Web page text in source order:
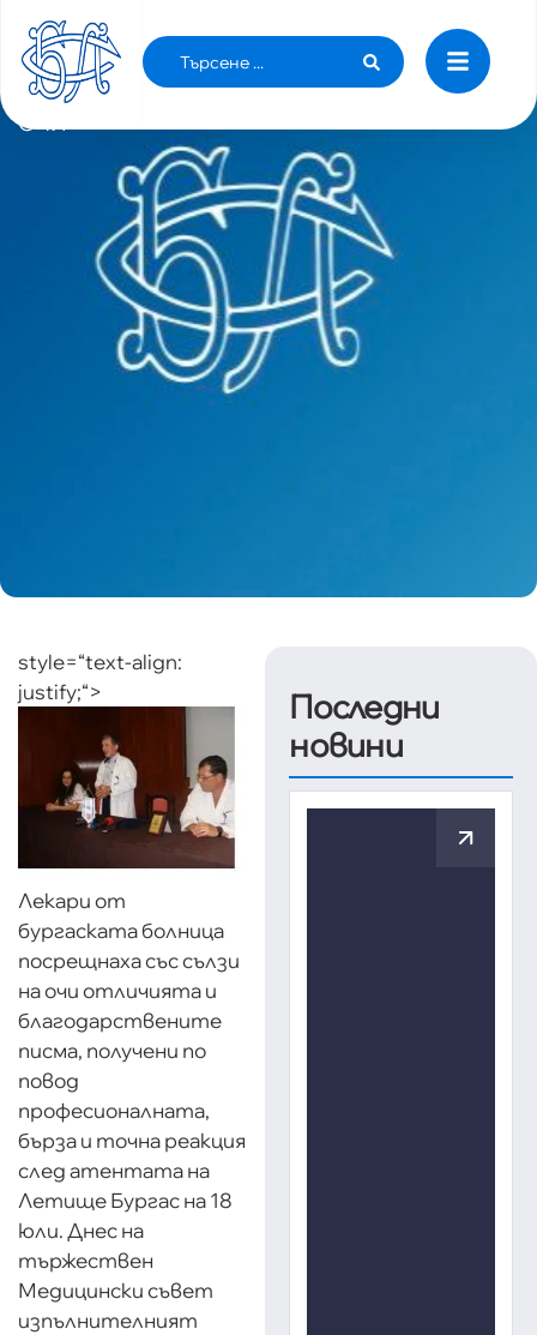
ЛЕКАРИ ОТ БУРГАСКАТА БОЛНИЦА
ПОСРЕЩНАХА ОТЛИЧИЯТА СЪС СЪЛЗИ НА
ОЧИ
style=“text-align:
justify;“>
Лекари от
бургаската болница
посрещнаха със сълзи
на очи отличията и
благодарствените
писма, получени по
повод
професионалната,
бърза и точна реакция
след атентата на
Летище Бургас на 18
юли. Днес на
тържествен
Медицински съвет
изпълнителният
Последни
новини